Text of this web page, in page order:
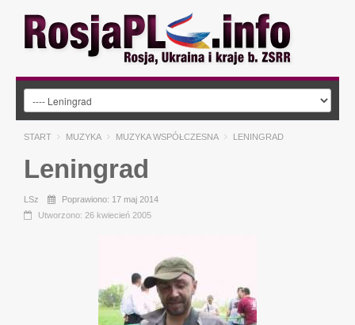
START MUZYKA MUZYKA WSPÓŁCZESNA LENINGRAD
Leningrad
LSz
Poprawiono: 17 maj 2014
Utworzono: 26 kwiecień 2005